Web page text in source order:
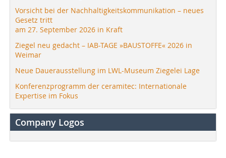
Vorsicht bei der Nachhaltigkeitskommunikation – neues
Gesetz tritt
am 27. September 2026 in Kraft
Ziegel neu gedacht – IAB-TAGE »BAUSTOFFE« 2026 in
Weimar
Neue Dauerausstellung im LWL-Museum Ziegelei Lage
Konferenzprogramm der ceramitec: Internationale
Expertise im Fokus
Company Logos